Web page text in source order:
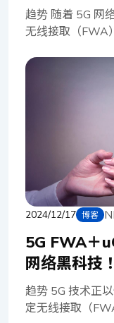
造作业效率的前
信息与营运数据
于维持整体网络
在高度自动化的
造成重大损失，
务。 挑战 然而
措施并非易事，
合复杂的技术和
控营运指针、机
数据。这些数据
置、工业控制系
为实现智慧工厂
合，以及数据的
需要 AI 训练模型
重要性更为凸显
间和效能要求极
动加密加速技术
趋势 随着 5G 网
无线接取（FWA
时，传统的固网
的渴望。这股趋
逐步渗透至中小
定无线接取（
条崭新的道路，
透过无线连接，
大幅缩短部署时
更能提供令人惊
意味着，更多使
能透过固网宽带
频会议，以及毫
户端设备（uCPE
务供货商与系统
能（VNF）及服
台化身为共享的
2024/12/17 博客
5G FWA＋
网络黑科技！
趋势 5G 技术正
定无线接取（